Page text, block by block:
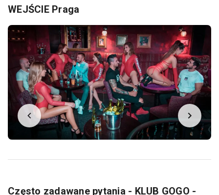
WEJŚCIE Praga
Często zadawane pytania - KLUB GOGO -